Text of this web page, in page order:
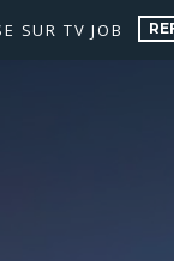
SUR TV JOB